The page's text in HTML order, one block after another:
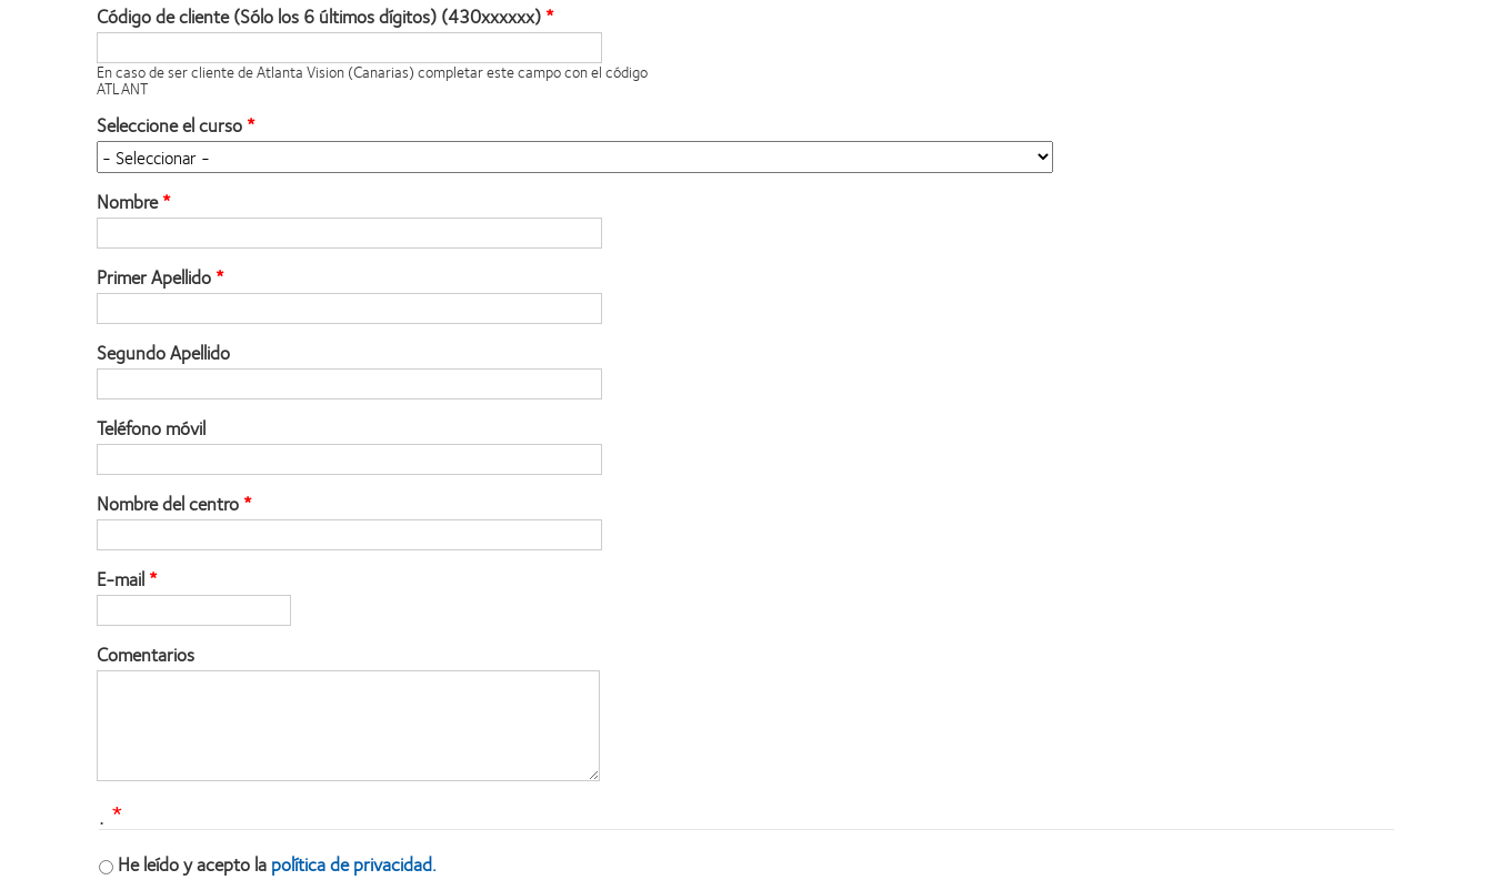
Código de cliente (Sólo los 6 últimos dígitos) (430xxxxxx)
En caso de ser cliente de Atlanta Vision (Canarias) completar este campo con el código
ATLANT
Seleccione el curso
Nombre
Primer Apellido
Segundo Apellido
Teléfono móvil
Nombre del centro
E-mail
Comentarios
.
He leído y acepto lapolítica de privacidad.